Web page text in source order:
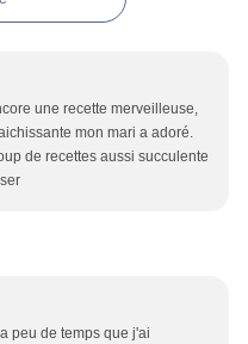
une recette merveilleuse,
mon mari a adoré.
de recettes aussi succulente
peu de temps que j'ai